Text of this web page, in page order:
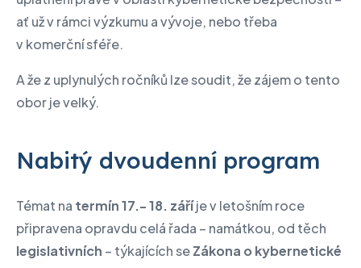
ať už v rámci výzkumu a vývoje, nebo třeba
v komerční sféře.
A že z uplynulých ročníků lze soudit, že zájem o tento
obor je velký.
Nabitý dvoudenní program
Témat na termín 17.- 18. záříje v letošním roce
připravena opravdu celá řada – namátkou, od těch
legislativních – týkajících seZákona o kybernetické